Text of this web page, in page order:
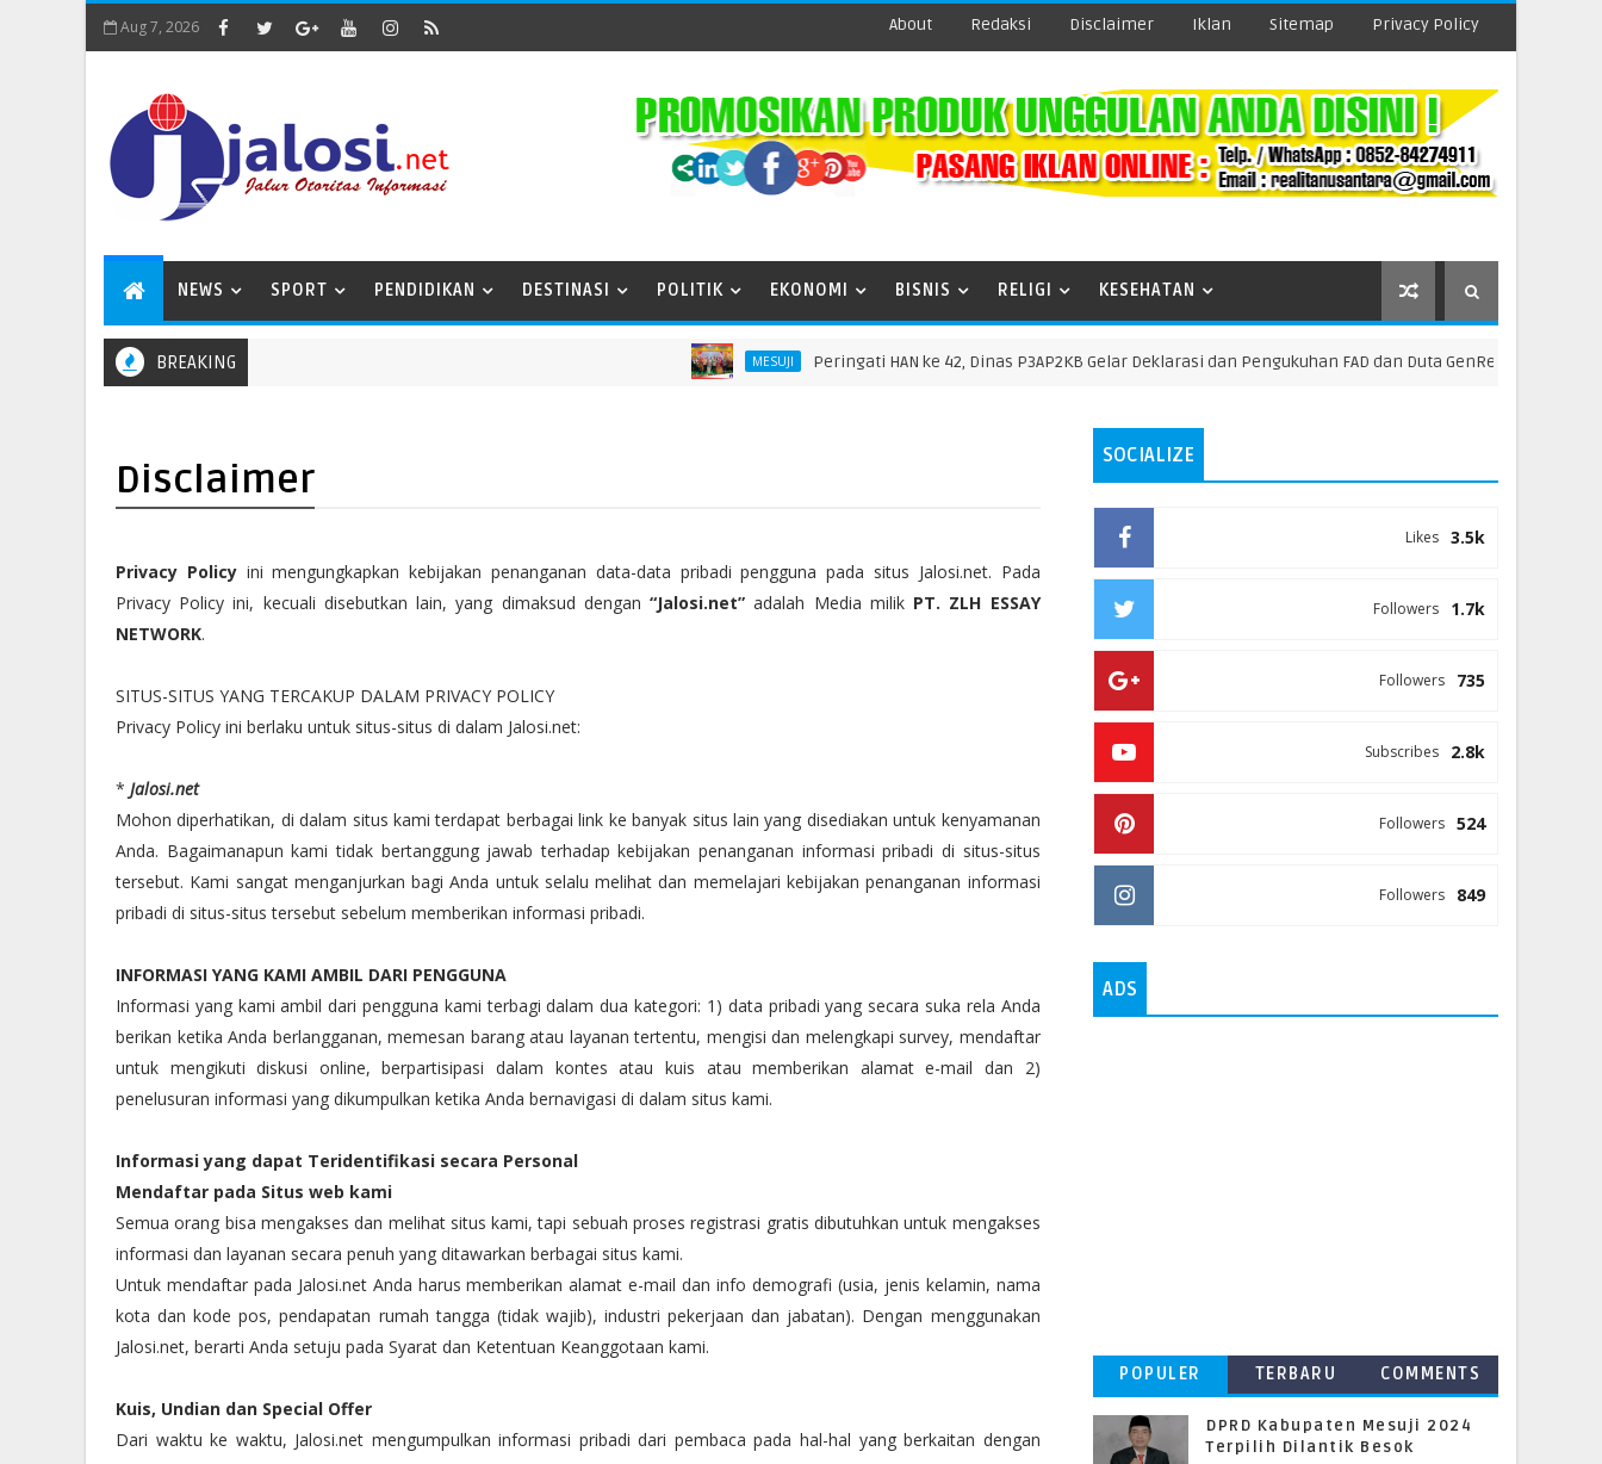
Aug 7, 2026 About Redaksi Disclaimer Iklan Sitemap Privacy Policy
NEWS SPORT PENDIDIKAN DESTINASI POLITIK EKONOMI BISNIS RELIGI KESEHATAN
BREAKING MESUJI Peringati HAN ke 42, Dinas P3AP2KB Gelar Deklarasi dan Pengukuhan FAD dan Duta GenRe Kabupaten Mesuji
Disclaimer
Privacy Policyini mengungkapkan kebijakan penanganan data-data pribadi pengguna pada situs Jalosi.net. Pada
Privacy Policy ini, kecuali disebutkan lain, yang dimaksud dengan“Jalosi.net” adalah Media milik PT. ZLH ESSAY
NETWORK.
SITUS-SITUS YANG TERCAKUP DALAM PRIVACY POLICY
Privacy Policy ini berlaku untuk situs-situs di dalam Jalosi.net:
* Jalosi.net
Mohon diperhatikan, di dalam situs kami terdapat berbagai link ke banyak situs lain yang disediakan untuk kenyamanan
Anda. Bagaimanapun kami tidak bertanggung jawab terhadap kebijakan penanganan informasi pribadi di situs-situs
tersebut. Kami sangat menganjurkan bagi Anda untuk selalu melihat dan memelajari kebijakan penanganan informasi
pribadi di situs-situs tersebut sebelum memberikan informasi pribadi.
INFORMASI YANG KAMI AMBIL DARI PENGGUNA
Informasi yang kami ambil dari pengguna kami terbagi dalam dua kategori: 1) data pribadi yang secara suka rela Anda
berikan ketika Anda berlangganan, memesan barang atau layanan tertentu, mengisi dan melengkapi survey, mendaftar
untuk mengikuti diskusi online, berpartisipasi dalam kontes atau kuis atau memberikan alamat e-mail dan 2)
penelusuran informasi yang dikumpulkan ketika Anda bernavigasi di dalam situs kami.
Informasi yang dapat Teridentifikasi secara Personal
Mendaftar pada Situs web kami
Semua orang bisa mengakses dan melihat situs kami, tapi sebuah proses registrasi gratis dibutuhkan untuk mengakses
informasi dan layanan secara penuh yang ditawarkan berbagai situs kami.
Untuk mendaftar pada Jalosi.net Anda harus memberikan alamat e-mail dan info demografi (usia, jenis kelamin, nama
kota dan kode pos, pendapatan rumah tangga (tidak wajib), industri pekerjaan dan jabatan). Dengan menggunakan
Jalosi.net, berarti Anda setuju pada Syarat dan Ketentuan Keanggotaan kami.
Kuis, Undian dan Special Offer
Dari waktu ke waktu, Jalosi.net mengumpulkan informasi pribadi dari pembaca pada hal-hal yang berkaitan dengan
SOCIALIZE
3.5k
Likes
1.7k
Followers
735
Followers
2.8k
Subscribes
524
Followers
849
Followers
ADS
POPULER TERBARU COMMENTS
DPRD Kabupaten Mesuji 2024
Terpilih Dilantik Besok